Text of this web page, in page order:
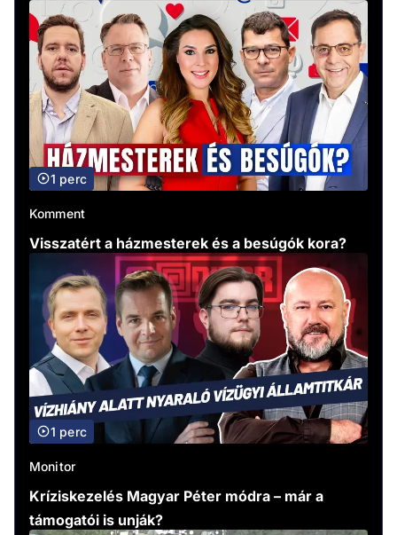
1 perc
Komment
Visszatért a házmesterek és a besúgók kora?
1 perc
Monitor
Kríziskezelés Magyar Péter módra – már a
támogatói is unják?